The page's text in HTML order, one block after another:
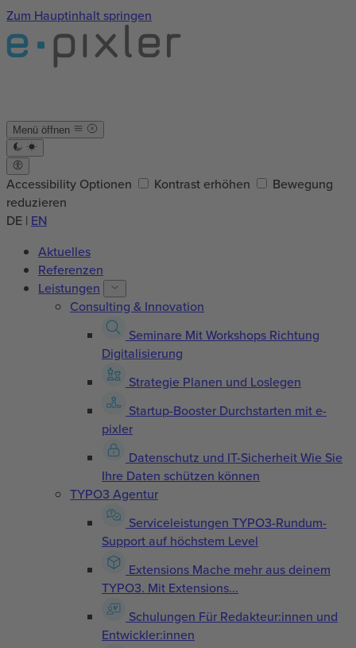
Zum Hauptinhalt springen
Menü öffnen
Accessibility Optionen Kontrast erhöhen
Bewegung
reduzieren
DE | EN
Aktuelles
Referenzen
Leistungen
Consulting & Innovation
Seminare Mit Workshops Richtung
Digitalisierung
Strategie Planen und Loslegen
Startup-Booster Durchstarten mit e-
pixler
Datenschutz und IT-SicherheitWie Sie
Ihre Daten schützen können
TYPO3 Agentur
Serviceleistungen TYPO3-Rundum-
Support auf höchstem Level
Extensions Mache mehr aus deinem
TYPO3. Mit Extensions...
Schulungen Für Redakteur:innen und
Entwickler:innen